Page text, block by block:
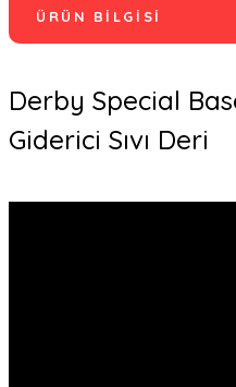
ÜRÜN BILGISI
Derby Special
Giderici Sıvı Deri